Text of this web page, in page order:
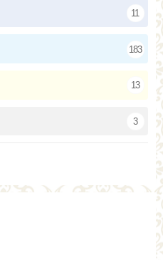
11
183
13
3